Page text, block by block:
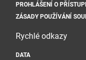
PROHLÁŠENÍ O
ZÁSADY POUŽÍVÁNÍ
Rychlé odkazy
DATA